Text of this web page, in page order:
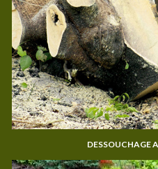
DESSOUCHAGE